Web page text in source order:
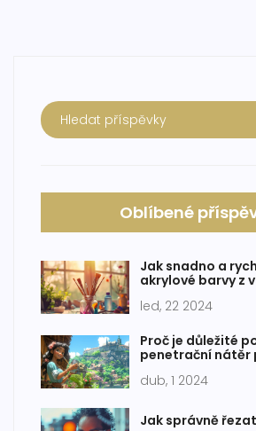
Oblíbené
Jak snadno a
akrylové barvy z
led, 22 2024
Proč je důležité
penetrační nátěr
dub, 1 2024
Jak správně